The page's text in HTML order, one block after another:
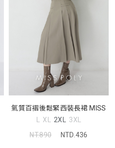
氣質百褶後鬆緊西裝長裙 MISS
L XL 2XL 3XL
NT.890
NTD.436